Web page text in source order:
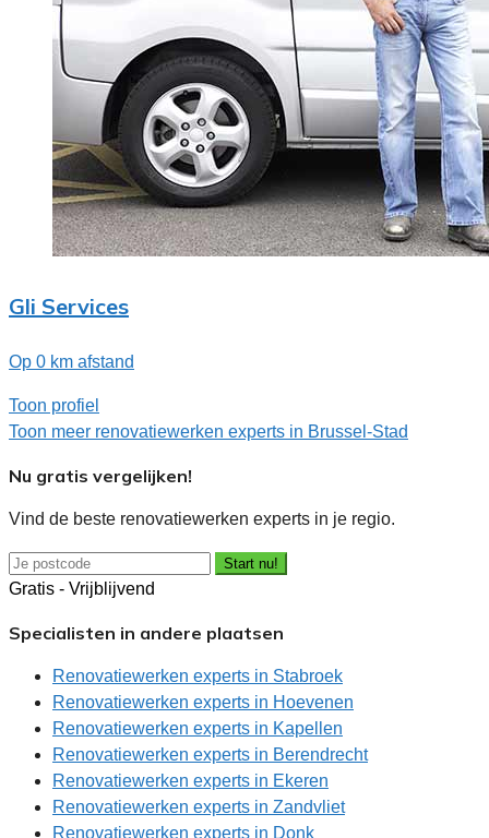
Gli Services
Op 0 km afstand
Toon profiel
Toon meer renovatiewerken experts in Brussel-Stad
Nu gratis vergelijken!
Vind de beste renovatiewerken experts in je regio.
Start nu!
Gratis - Vrijblijvend
Specialisten in andere plaatsen
Renovatiewerken experts in Stabroek
Renovatiewerken experts in Hoevenen
Renovatiewerken experts in Kapellen
Renovatiewerken experts in Berendrecht
Renovatiewerken experts in Ekeren
Renovatiewerken experts in Zandvliet
Renovatiewerken experts in Donk